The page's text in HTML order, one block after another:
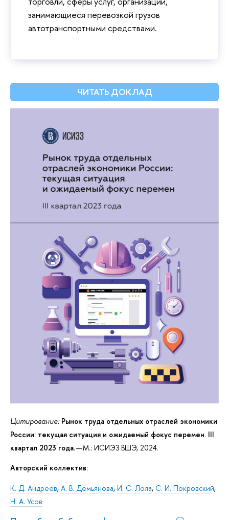
занимающиеся перевозкой грузов
автотранспортными средствами.
ЧИТАТЬ ДОКЛАД
Цитирование: Рынок труда отдельных отраслей экономики
России: текущая ситуация и ожидаемый фокус перемен. III
квартал 2023 года. — М.: ИСИЭЗ ВШЭ, 2024.
Авторский коллектив:
К. Д. Андреев, А. В. Демьянова, И. С. Лола, С. И. Покровский,
Н. А. Усов